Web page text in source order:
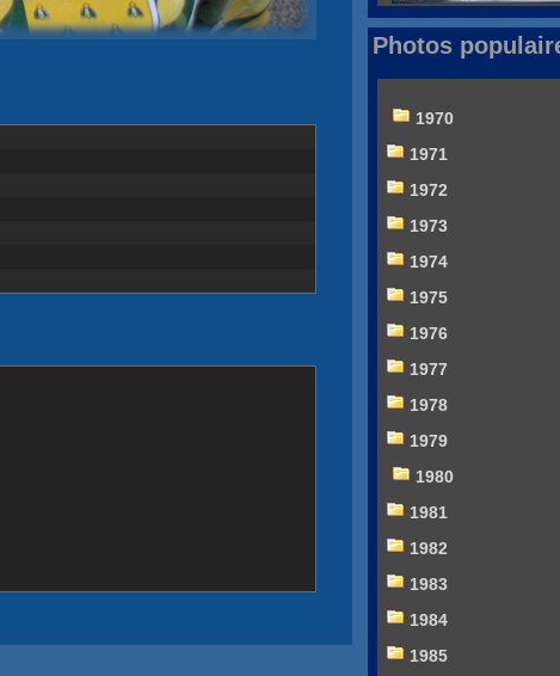
Photos
1970
1971
1972
1973
1974
1975
1976
1977
1978
1979
1980
1981
1982
1983
1984
1985